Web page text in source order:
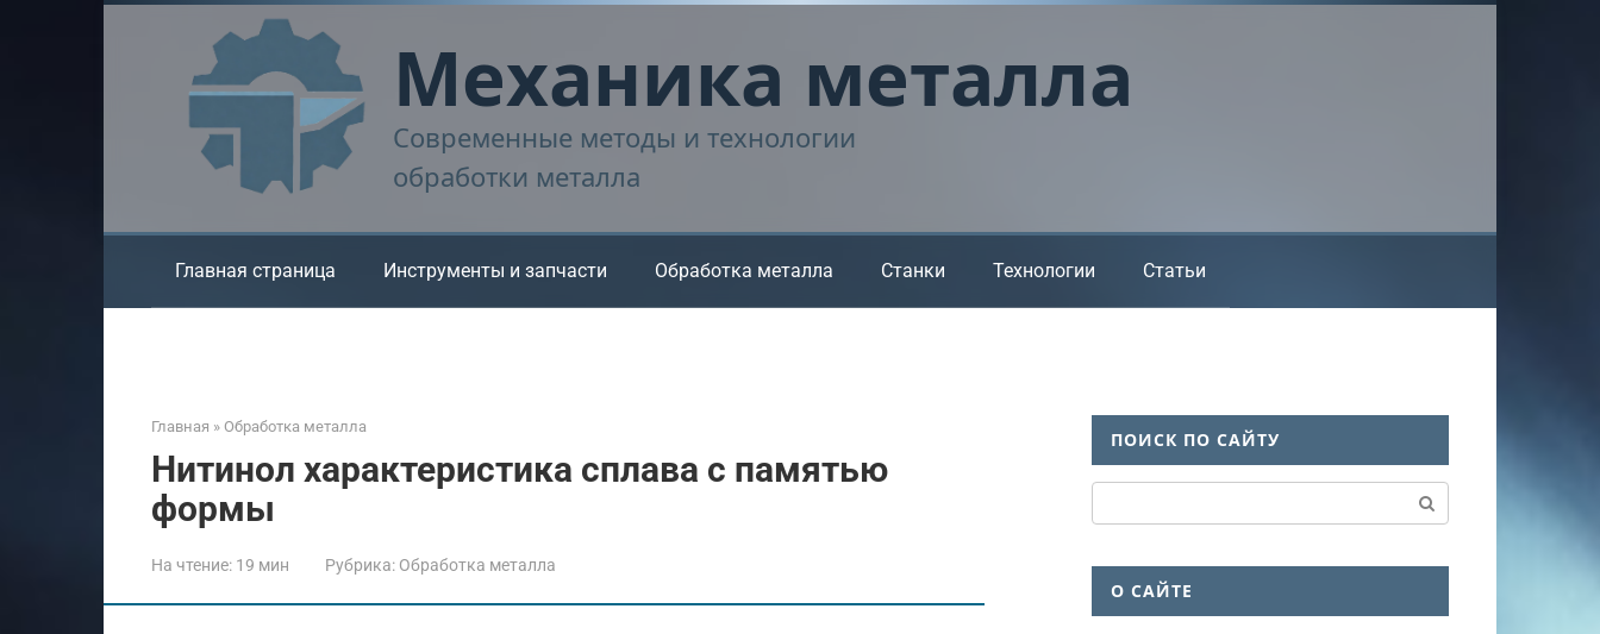
Механика металла
Современные методы и технологии
обработки металла
Главная страница Инструменты и запчасти Обработка металла Станки Технологии Статьи
Главная » Обработка металла
Нитинол характеристика сплава с памятью
формы
На чтение: 19 мин Рубрика: Обработка металла
ПОИСК ПО САЙТУ
О САЙТЕ